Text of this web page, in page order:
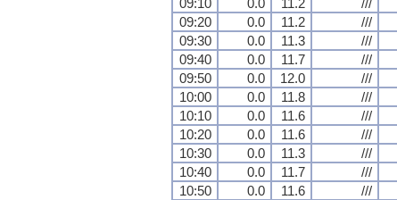
09:20
0.0 11.2 ///
09:30
0.0 11.3 ///
09:40
0.0 11.7 ///
09:50
0.0 12.0 ///
10:00
0.0 11.8 ///
10:10
0.0 11.6 ///
10:20
0.0 11.6 ///
10:30
0.0 11.3 ///
10:40
0.0 11.7 ///
10:50
0.0 11.6 ///